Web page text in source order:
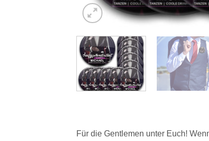
Für die Gentlemen unter Euch!